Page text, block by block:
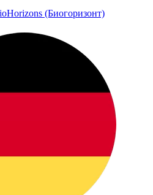
(Биогоризонт)